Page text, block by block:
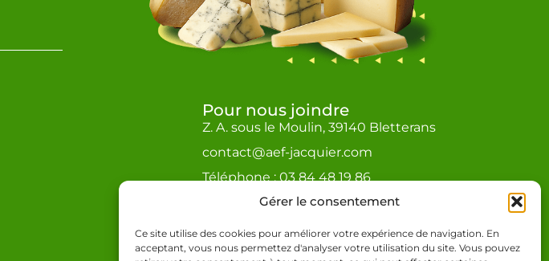
Gérer le consentement
Ce site utilise des cookies pour améliorer votre expérience de navigation. En
acceptant, vous nous permettez d'analyser votre utilisation du site. Vous pouvez
Pour nous joindre
Z. A. sous le Moulin, 39140 Bletterans
contact@aef-jacquier.com
Téléphone : 03 84 48 19 86